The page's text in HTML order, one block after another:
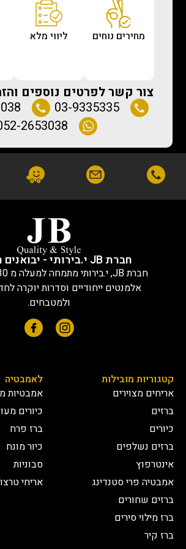
מחירים נוחים ליווי מלא
צור קשר לפרטים נוספים
03-9335335
2653038
חברת JB י.בירותי - יבואנים רשמיים
אלמנטים ייחודיים וסדרות יוקרה
ולמטבחים.
קטגוריות מובילות
אריחים מצוירים
ברזים
כיורים
ברזים נשלפים
אינטרפוץ
אמבטיה פרי סטנדינג
ברזים שחורים
ברז מילוי סירים
ברז קיר
לאמבטיה
אמבטיות
כיורים
ברז פרח
כיור מונח
סבוניות
אריחי טרצו